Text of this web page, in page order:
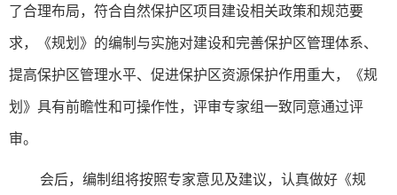
了合理布局，符合自然保护区项目建设相关政策和规范要
求，《规划》的编制与实施对建设和完善保护区管理体系、
提高保护区管理水平、促进保护区资源保护作用重大，《规
划》具有前瞻性和可操作性，评审专家组一致同意通过评
审。
会后，编制组将按照专家意见及建议，认真做好《规